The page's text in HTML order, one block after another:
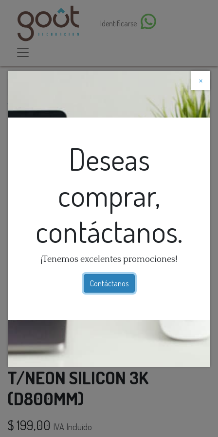
Identificarse
×
Deseas
comprar,
contáctanos.
¡Tenemos excelentes promociones!
Contáctanos
Descuento web
LAMP. COLG. 1L ANILLO LUZ T/NEON SILICON 3K
LAMP. COLG. 1L ANILLO LUZ
T/NEON SILICON 3K
(D800MM)
$ 199,00 IVA Incluido